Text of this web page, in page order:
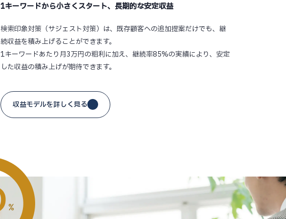
1キーワードから小さくスタート、長期的な安定収益
検索印象対策（サジェスト対策）は、既存顧客への追加提案だけでも、継
続収益を積み上げることができます。
1キーワードあたり月3万円の粗利に加え、継続率85%の実績により、安定
した収益の積み上げが期待できます。
収益モデルを詳しく見る